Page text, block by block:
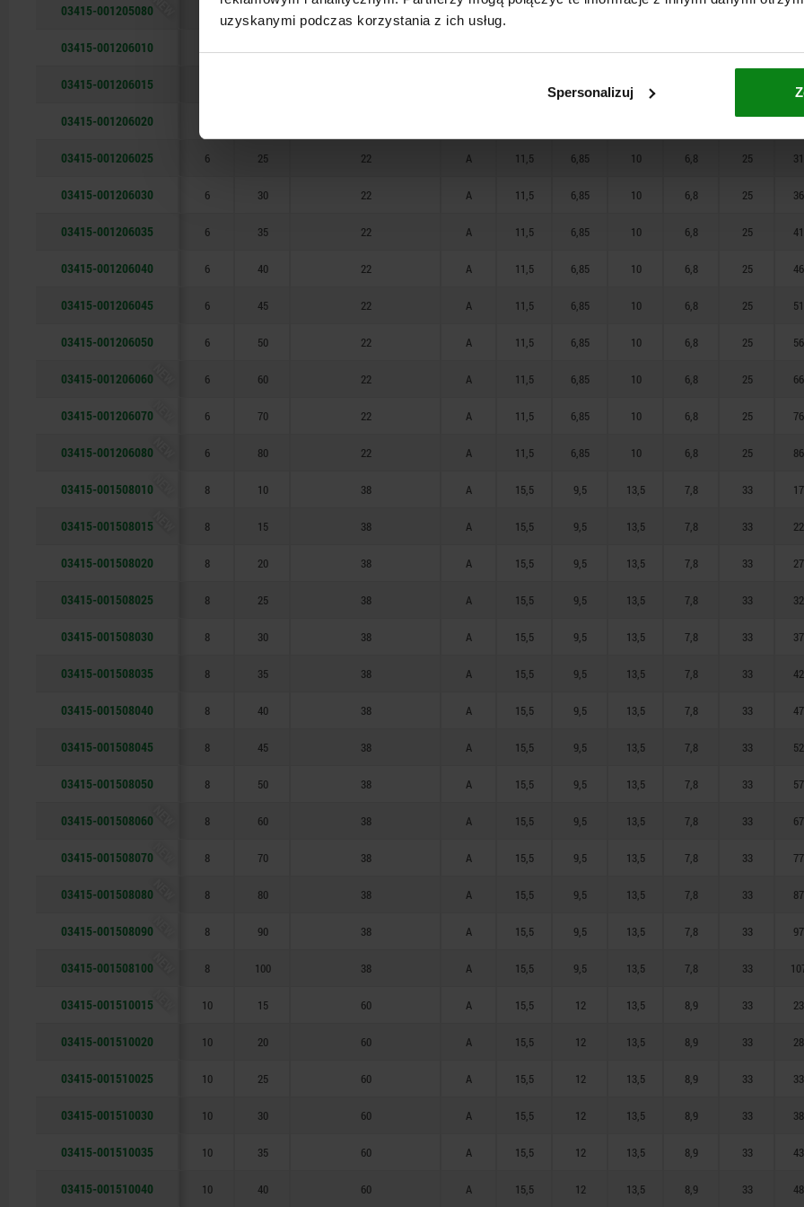
uzyskanymi podczas korzystania z ich usług.
Spersonalizuj
140
NEW
03415-001205080 11,5 10 5,9
03415-001206010
03415-001206015 10 21,8
03415-001206020 25
03415-001206025 6 25 22 A 11,5 6,85 10 6,8 25
03415-001206030 6 30 22 A 11,5 6,85 10 6,8 25
03415-001206035 6 35 22 A 11,5 6,85 10 6,8 25
03415-001206040 6 40 22 A 11,5 6,85 10 6,8 25
03415-001206045 6 45 22 A 11,5 6,85 10 6,8 25
03415-001206050 6 50 22 A 11,5 6,85 10 6,8 25
NEW
03415-001206060 6 60 22 A 11,5 6,85 10 6,8 25
NEW
03415-001206070 6 70 22 A 11,5 6,85 10 6,8 25
NEW
03415-001206080 6 80 22 A 11,5 6,85 10 6,8 25
NEW
03415-001508010 8 10 38 A 15,5 9,5 13,5 7,8 33
NEW
03415-001508015 8 15 38 A 15,5 9,5 13,5 7,8 33
03415-001508020 8 20 38 A 15,5 9,5 13,5 7,8 33
03415-001508025 8 25 38 A 15,5 9,5 13,5 7,8 33
03415-001508030 8 30 38 A 15,5 9,5 13,5 7,8 33
03415-001508035 8 35 38 A 15,5 9,5 13,5 7,8 33
03415-001508040 8 40 38 A 15,5 9,5 13,5 7,8 33
03415-001508045 8 45 38 A 15,5 9,5 13,5 7,8 33
03415-001508050 8 50 38 A 15,5 9,5 13,5 7,8 33
NEW
03415-001508060 8 60 38 A 15,5 9,5 13,5 7,8 33
NEW
03415-001508070 8 70 38 A 15,5 9,5 13,5 7,8 33
NEW
03415-001508080 8 80 38 A 15,5 9,5 13,5 7,8 33
NEW
03415-001508090 8 90 38 A 15,5 9,5 13,5 7,8 33
NEW
03415-001508100 8 100 38 A 15,5 9,5 13,5 7,8 33
NEW
03415-001510015 10 15 60 A 15,5 12 13,5 8,9 33
03415-001510020 10 20 60 A 15,5 12 13,5 8,9 33
03415-001510025 10 25 60 A 15,5 12 13,5 8,9 33
03415-001510030 10 30 60 A 15,5 12 13,5 8,9 33
03415-001510035 10 35 60 A 15,5 12 13,5 8,9 33
03415-001510040 10 40 60 A 15,5 12 13,5 8,9 33